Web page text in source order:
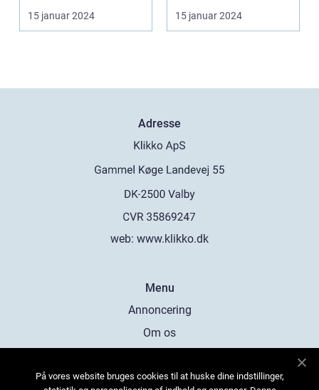
verdens bedste kvi...
15 januar 2024
shedding light on
thei...
15 januar 2024
Adresse
web: www.klikko.dk
Menu
Annoncering
Om os
Kontakt os
På vores website bruges cookies til at huske dine indstillinger,